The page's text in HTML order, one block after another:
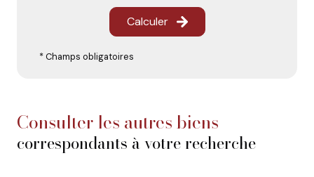
Calculer
* Champs obligatoires
consulter les autres biens
correspondants à votre recherche